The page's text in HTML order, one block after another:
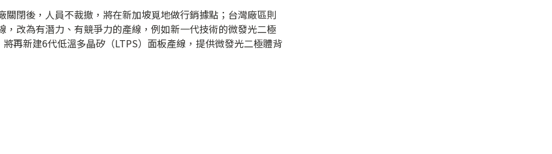
關閉後，人員不裁撤，將在新加坡覓地做行銷據點；台灣廠區則
，改為有潛力、有競爭力的產線，例如新一代技術的微發光二極
再新建6代低溫多晶矽（LTPS）面板產線，提供微發光二極體背